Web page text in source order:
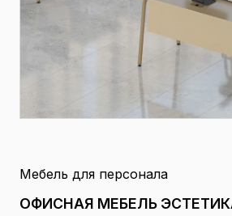
Мебель для персонала
ОФИСНАЯ МЕБЕЛЬ ЭСТЕТИКА